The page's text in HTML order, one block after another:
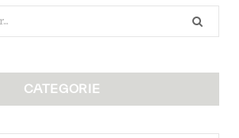
CATEGORIE